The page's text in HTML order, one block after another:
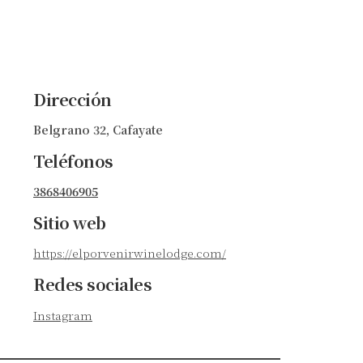
Dirección
Belgrano 32, Cafayate
Teléfonos
3868406905
Sitio web
https://elporvenirwinelodge.com/
Redes sociales
Instagram